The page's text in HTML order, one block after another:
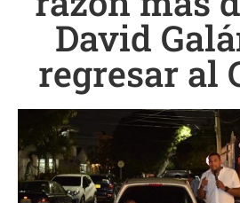
David
regresar al